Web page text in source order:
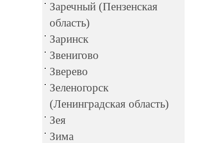
Заречный (Пензенская
область)
Заринск
Звенигово
Зверево
Зеленогорск
(Ленинградская область)
Зея
Зима